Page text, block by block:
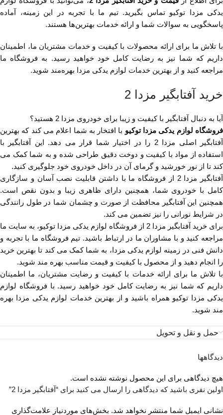
یدکی مزدا توکیو تماس بگیرید. تیم ما با تجربه در این زمینه، آماده
پاسخگویی به سوالات شما و ارائه خدمات بهترین‌ها هستند.
با تلاش ما برای ارائه محصولات با کیفیت و خدمات مشتریان ما، اطمینان
داریم که شما نیز به رضایت کامل خود خواهید رسید. به فروشگاه ما
مراجعه کنید و از بهترین خدمات لوازم یدکی مزدا بهره‌مند شوید.
خرید آفتابگیر مزدا 2
آیا به دنبال آفتابگیر با کیفیت و زیبا برای خودروی مزدا 2 هستید؟
فروشگاه لوازم یدکی مزدا توکیو با افتخار به شما اعلام می کند که بهترین
آفتابگیر اصلی مزدا 2 را در اختیار شما قرار می دهد. این آفتابگیر با
استفاده از مواد با کیفیت و دوخت دقیق طراحی شده و به شما کمک می
کند تا از نور خورشید و گرمای آن در داخل خودروی خود جلوگیری کنید.
آفتابگیر مزدا 2 از فروشگاه ما با داشتن قابلیت نصب آسان و سازگاری
کامل با خودروی شما، همچنین دارای ظاهری زیبا و بدون نقص است.
همچنین این آفتابگیر محافظت از صورت و چشمان شما در طول رانندگی
در شرایط نورانی را نیز تضمین می کند.
برای خرید آفتابگیر مزدا 2 از فروشگاه لوازم یدکی مزدا توکیو، به سایت ما
مراجعه کنید و با مشاوران ما در ارتباط باشید. تیم فروشگاه ما با تجربه و
دانش فنی در زمینه لوازم یدکی مزدا، به شما کمک می کند تا بهترین خرید
را انجام دهید و از محصول با کیفیت و قیمت مناسب بهره مند شوید.
با تلاش ما برای ارائه خدمات با کیفیت و رضایت مشتریان، ما اطمینان
داریم که شما نیز به رضایت کامل خود خواهید رسید. با فروشگاه لوازم
یدکی مزدا توکیو همراه باشید و از بهترین خدمات لوازم یدکی مزدا بهره
مند شوید.
حمل و نقل و تحویل
دیدگاهها
هیچ دیدگاهی برای این محصول نوشته نشده است.
اولین نفری باشید که دیدگاهی را ارسال می کنید برای “آفتابگیر مزدا 2”
نشانی ایمیل شما منتشر نخواهد شد. بخش‌های موردنیاز علامت‌گذاری